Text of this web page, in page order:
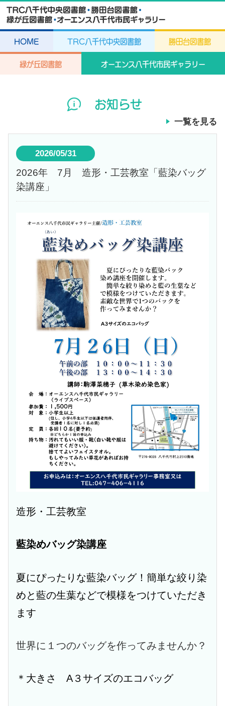
HOME TRC八千代中央図書館 勝田台図書館
緑が丘図書館 オーエンス八千代市民ギャラリー
お知らせ
一覧を見る
2026/05/31
2026年 7月 造形・工芸教室「藍染バッグ
染講座」
造形・工芸教室
藍染めバッグ染講座
夏にぴったりな藍染バッグ！簡単な絞り染
めと藍の生葉などで模様をつけていただき
ます
世界に１つのバッグを作ってみませんか？
＊大きさ A３サイズのエコバッグ